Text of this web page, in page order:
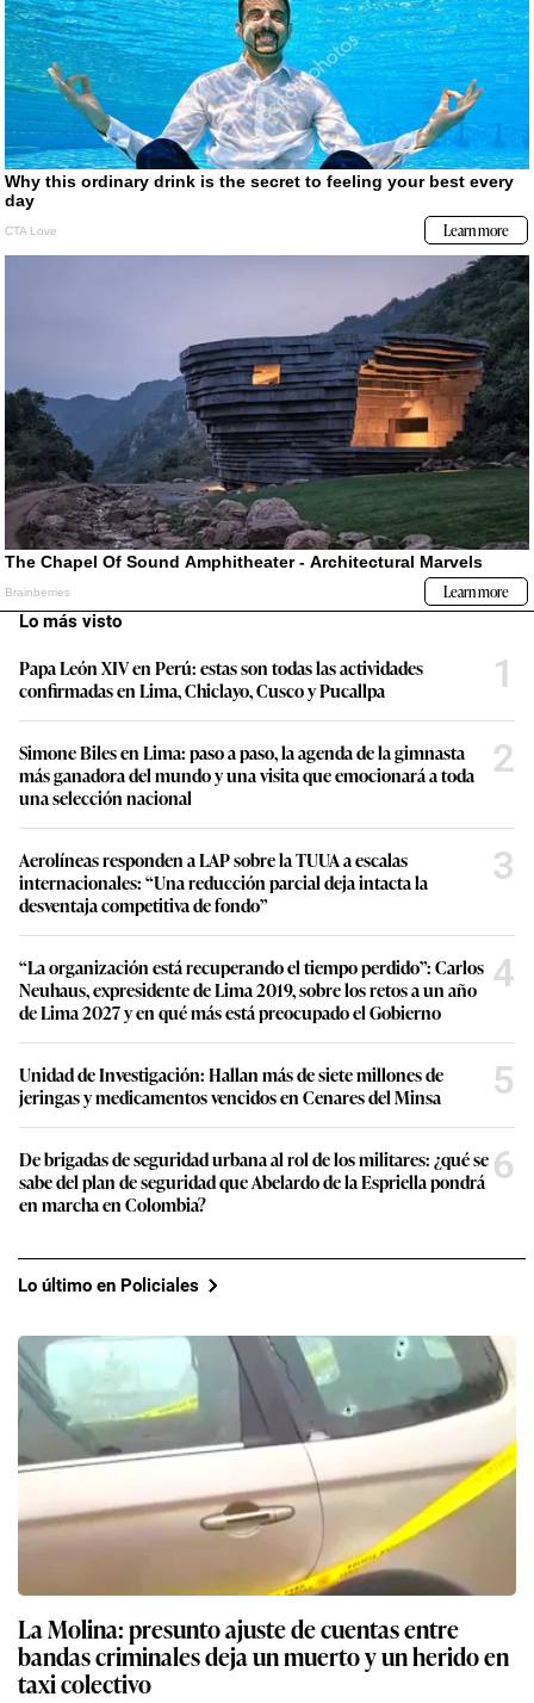
Lo más visto
Papa León XIV en Perú: estas son todas las actividades
confirmadas en Lima, Chiclayo, Cusco y Pucallpa
1
Simone Biles en Lima: paso a paso, la agenda de la gimnasta
más ganadora del mundo y una visita que emocionará a toda
una selección nacional
2
Aerolíneas responden a LAP sobre la TUUA a escalas
internacionales: “Una reducción parcial deja intacta la
desventaja competitiva de fondo”
3
“La organización está recuperando el tiempo perdido”: Carlos
Neuhaus, expresidente de Lima 2019, sobre los retos a un año
de Lima 2027 y en qué más está preocupado el Gobierno
4
Unidad de Investigación: Hallan más de siete millones de
jeringas y medicamentos vencidos en Cenares del Minsa
5
De brigadas de seguridad urbana al rol de los militares: ¿qué se
sabe del plan de seguridad que Abelardo de la Espriella pondrá
en marcha en Colombia?
6
Lo último en Policiales
La Molina: presunto ajuste de cuentas entre
bandas criminales deja un muerto y un herido en
taxi colectivo